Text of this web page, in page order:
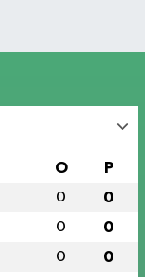
O P
0 0
0 0
0 0